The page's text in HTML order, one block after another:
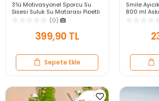
3'lü Motivasyonel Sporcu Su
Şişesi Suluk Su Matarası Pipetli
Stickerlı Suluk
2000+900+500ml
(0)
399,90 TL
Sepete Ekle
Smile
800 ml
Şişesi